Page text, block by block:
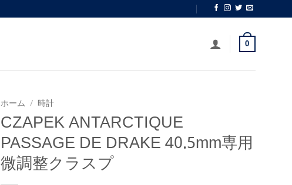
0
ホーム / 時計
CZAPEK ANTARCTIQUE
PASSAGE DE DRAKE 40.5mm専用
微調整クラスプ